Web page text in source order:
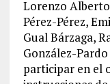
Lorenzo Alberto
Pérez-Pérez,
Gual Bárzaga,
González-
participar en el